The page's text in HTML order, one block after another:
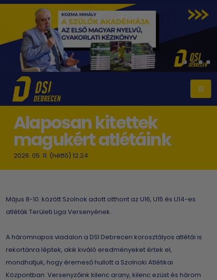
Alaposan kitettek
magukért atlétáink
2026. 05. 11. (hétfő) 12.24
Május 8-10. között Szolnok adott otthont az U16, U15 és U14-es
atléták Területi Liga Versenyének.
A háromnapos viadalon a DSI Debrecen korosztályos atlétái is
rekortánra léptek, akik kiváló eredményeket értek el,
mondhatjuk, hogy éremeső hullott a Szolnoki Atlétikai
Központban. Versenyzőink kilenc arany, kilenc ezüst és három